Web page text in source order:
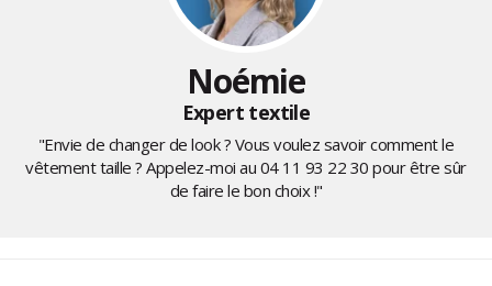
Noémie
Expert textile
"Envie de changer de look ? Vous voulez savoir comment le
vêtement taille ? Appelez-moi au 04 11 93 22 30 pour être sûr
de faire le bon choix !"